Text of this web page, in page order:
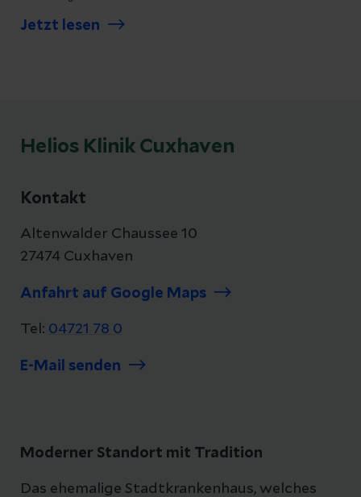
Jetzt lesen
Helios Klinik Cuxhaven
Kontakt
Altenwalder Chaussee 10
27474 Cuxhaven
Anfahrt auf Google Maps
Tel: 04721 78 0
E-Mail senden
Moderner Standort mit Tradition
Das ehemalige Stadtkrankenhaus, welches